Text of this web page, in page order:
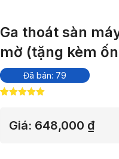
Ga thoát sàn
mờ (tặng kèm
Đã bán: 79
đánh giá
Giá: 648,000 ₫